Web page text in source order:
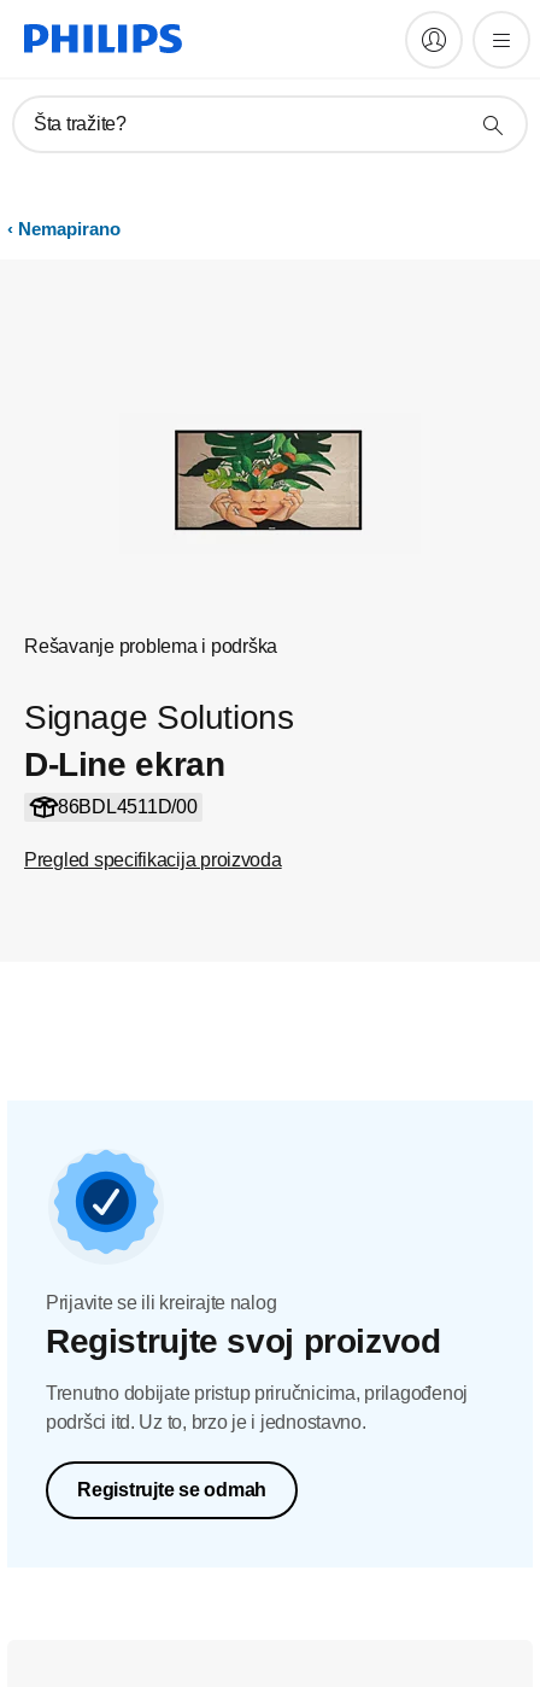
Šta tražite?
Nemapirano
Rešavanje problema i podrška
Signage Solutions
D-Line ekran
86BDL4511D/00
Pregled specifikacija proizvoda
Registrujte proizvod
Prijavite se ili kreirajte nalog
Registrujte svoj proizvod
Trenutno dobijate pristup priručnicima, prilagođenoj
podršci itd. Uz to, brzo je i jednostavno.
Registrujte se odmah